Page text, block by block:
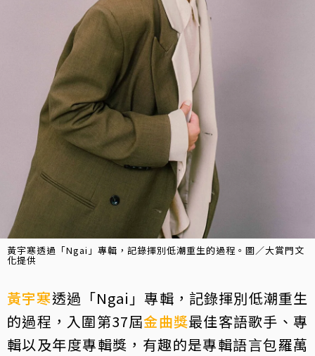
黃宇寒透過「Ngai」專輯，記錄揮別低潮重生的過程。圖／大賞門文
化提供
黃宇寒透過「Ngai」專輯，記錄揮別低潮重生
的過程，入圍第37屆金曲獎最佳客語歌手、專
輯以及年度專輯獎，有趣的是專輯語言包羅萬